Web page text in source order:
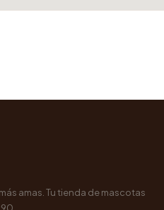
amas. Tu tienda de mascotas